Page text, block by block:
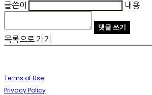
글쓴이
내용
댓글 쓰기
목록으로 가기
Terms of Use
Privacy Policy